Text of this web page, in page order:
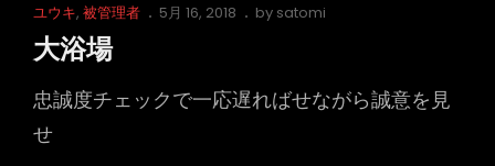
Cat
Links
ユウキ, 被管理者
Posted
5月 16, 2018 by satomi
大浴場
忠誠度チェックで一応遅ればせながら誠意を見
せ